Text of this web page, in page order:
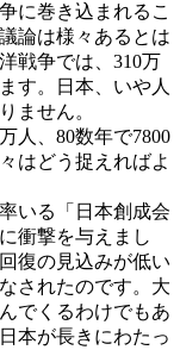
に巻き込まれるこ
論は様々あるとは
戦争では、310万
す。日本、いや人
ません。
人、80数年で7800
はどう捉えればよ
いる「日本創成会
衝撃を与えまし
復の見込みが低い
されたのです。大
でくるわけでもあ
本が長きにわたっ